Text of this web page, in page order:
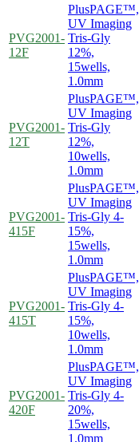
PVG2001-
12F
PlusPAGE™,
UV Imaging
Tris-Gly
12%,
15wells,
1.0mm
PVG2001-
12T
PlusPAGE™,
UV Imaging
Tris-Gly
12%,
10wells,
1.0mm
PVG2001-
415F
PlusPAGE™,
UV Imaging
Tris-Gly 4-
15%,
15wells,
1.0mm
PVG2001-
415T
PlusPAGE™,
UV Imaging
Tris-Gly 4-
15%,
10wells,
1.0mm
PVG2001-
420F
PlusPAGE™,
UV Imaging
Tris-Gly 4-
20%,
15wells,
1.0mm